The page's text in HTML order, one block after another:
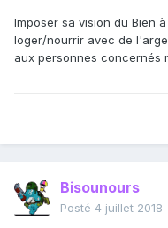
Imposer sa vision du Bien
loger/nourrir avec de
aux personnes concernés
Bisounours
Posté 4 juillet 2018